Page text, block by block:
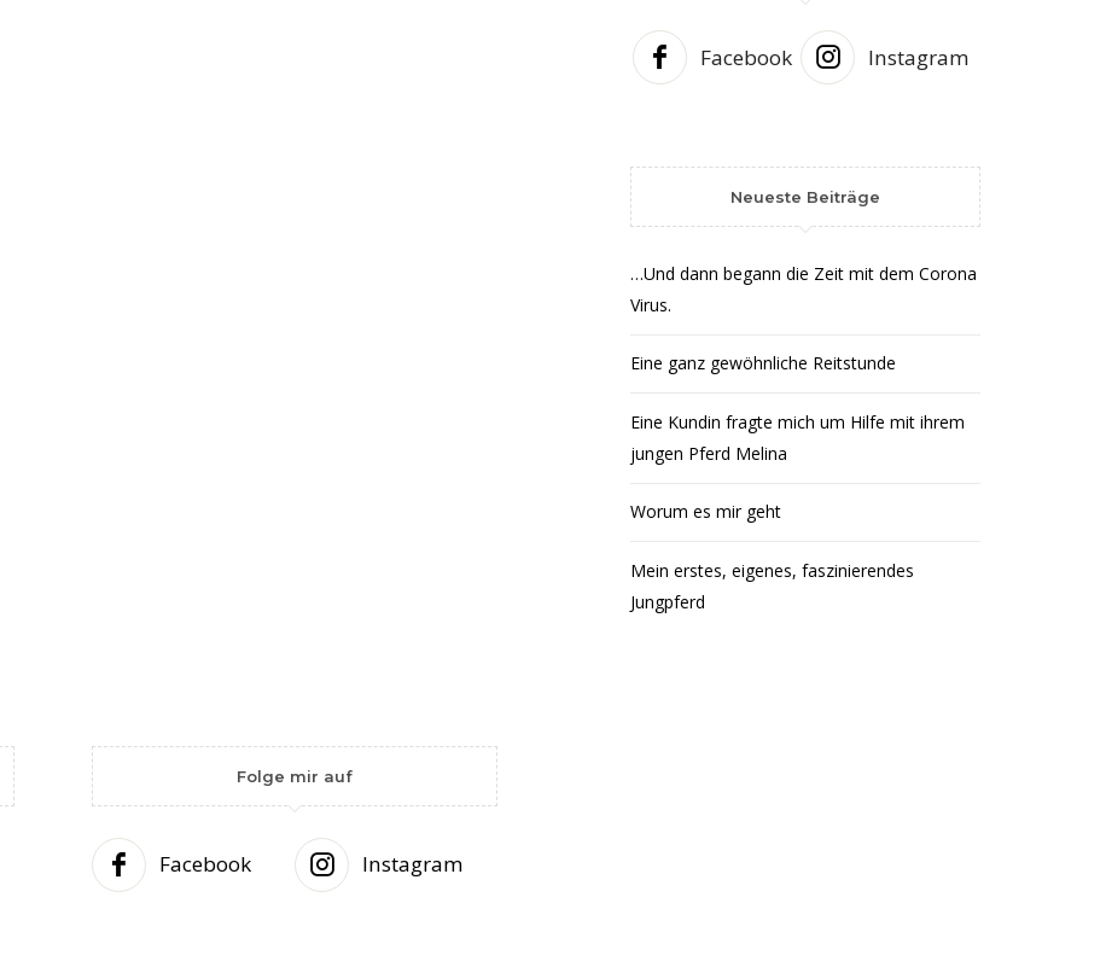
Facebook Instagram
Neueste Beiträge
…Und dann begann die Zeit mit dem Corona
Virus.
Eine ganz gewöhnliche Reitstunde
Eine Kundin fragte mich um Hilfe mit ihrem
jungen Pferd Melina
Worum es mir geht
Mein erstes, eigenes, faszinierendes
Jungpferd
Folge mir auf
Facebook Instagram